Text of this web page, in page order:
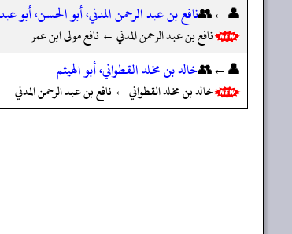
👤←👥نافع بن عبد الرحمن المدني، أبو الحسن، أبو
نافع بن عبد الرحمن المدني ← نافع مولى ابن عمر
👤←👥خالد بن مخلد القطواني، أبو الهيثم
خالد بن مخلد القطواني ← نافع بن عبد الرحمن المدني